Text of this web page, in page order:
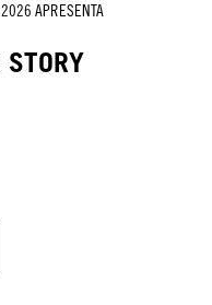
APRESENTA